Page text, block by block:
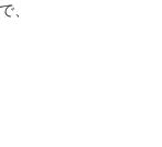
、